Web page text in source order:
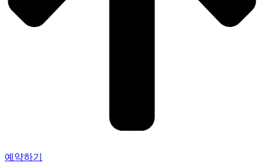
예약하기